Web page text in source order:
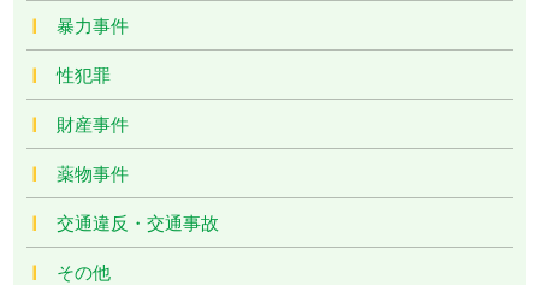
暴力事件
性犯罪
財産事件
薬物事件
交通違反・交通事故
その他